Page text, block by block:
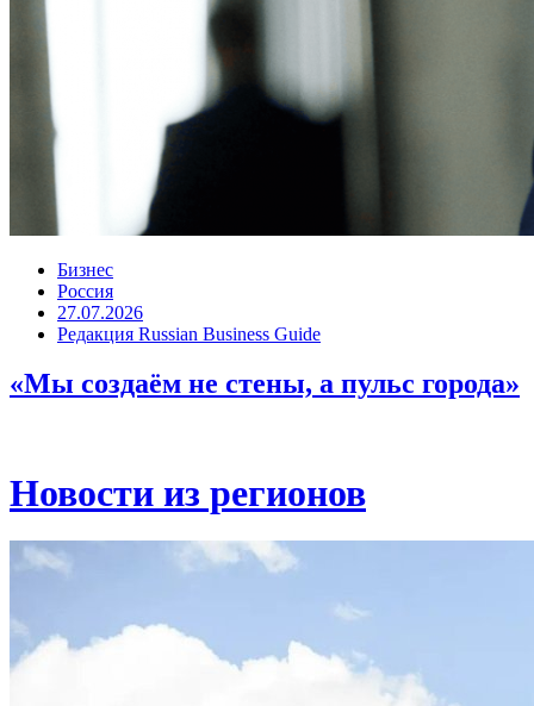
Бизнес
Россия
27.07.2026
Редакция Russian Business Guide
«Мы создаём не стены, а пульс города»
Новости из регионов